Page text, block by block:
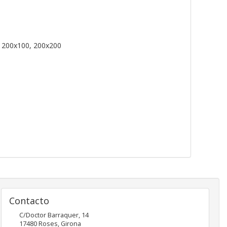
200x200
Contacto
C/Doctor Barraquer, 14
17480Roses, Girona